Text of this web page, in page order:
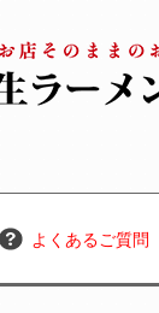
よくあるご質問